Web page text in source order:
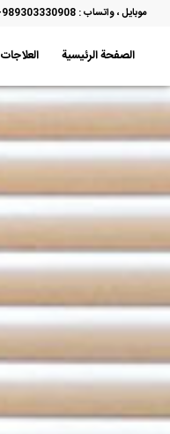
موبایل ، واتساب : 989303330908+
الصفحة الرئيسية العلاجات